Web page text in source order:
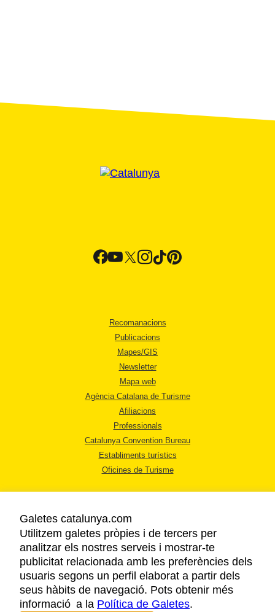
Recomanacions
Publicacions
Mapes/GIS
Newsletter
Mapa web
Agència Catalana de Turisme
Afiliacions
Professionals
Catalunya Convention Bureau
Establiments turístics
Oficines de Turisme
AVÍS LEGAL
POLÍTICA DE PRIVACITAT
COOKIES
ACCESSIBILITAT
Galetes catalunya.com
Utilitzem galetes pròpies i de tercers per
analitzar els nostres serveis i mostrar-te
publicitat relacionada amb les preferències dels
usuaris segons un perfil elaborat a partir dels
seus hàbits de navegació. Pots obtenir més
informació a la Política de Galetes.